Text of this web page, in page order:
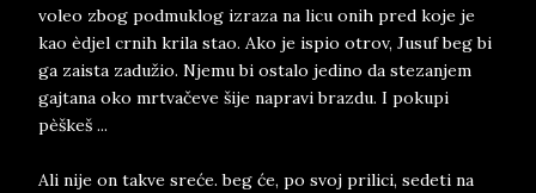
voleo zbog podmuklog izraza na licu onih pred koje je
kao èdjel crnih krila stao. Ako je ispio otrov, Jusuf beg bi
ga zaista zadužio. Njemu bi ostalo jedino da stezanjem
gajtana oko mrtvačeve šije napravi brazdu. I pokupi
pèškeš ...
Ali nije on takve sreće. beg će, po svoj prilici, sedeti na